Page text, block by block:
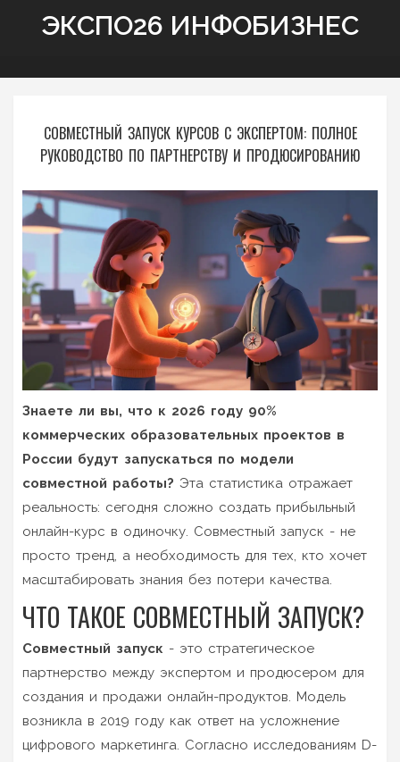
ЭКСПО26 ИНФОБИЗНЕС
СОВМЕСТНЫЙ ЗАПУСК КУРСОВ С ЭКСПЕРТОМ: ПОЛНОЕ
РУКОВОДСТВО ПО ПАРТНЕРСТВУ И ПРОДЮСИРОВАНИЮ
Знаете ли вы, что к 2026 году 90%
коммерческих образовательных проектов в
России будут запускаться по модели
совместной работы? Эта статистика отражает
реальность: сегодня сложно создать прибыльный
онлайн-курс в одиночку. Совместный запуск - не
просто тренд, а необходимость для тех, кто хочет
масштабировать знания без потери качества.
ЧТО ТАКОЕ СОВМЕСТНЫЙ ЗАПУСК?
Совместный запуск - это стратегическое
партнерство между экспертом и продюсером для
создания и продажи онлайн-продуктов. Модель
возникла в 2019 году как ответ на усложнение
цифрового маркетинга. Согласно исследованиям D-